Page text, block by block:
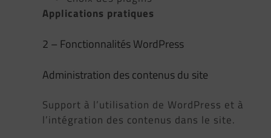
Applications pratiques
2 – Fonctionnalités WordPress
Administration des contenus du site
Support à l’utilisation de WordPress et à
l’intégration des contenus dans le site.